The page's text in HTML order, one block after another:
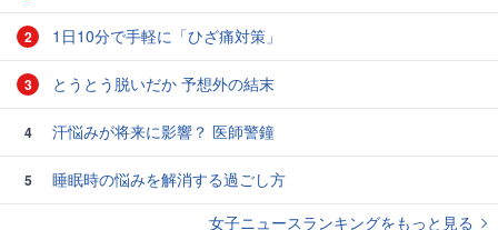
2 1日10分で手軽に「ひざ痛対策」
3 とうとう脱いだか 予想外の結末
4 汗悩みが将来に影響？ 医師警鐘
5
睡眠時の悩みを解消する過ごし方
女子ニュースランキングをもっと見る